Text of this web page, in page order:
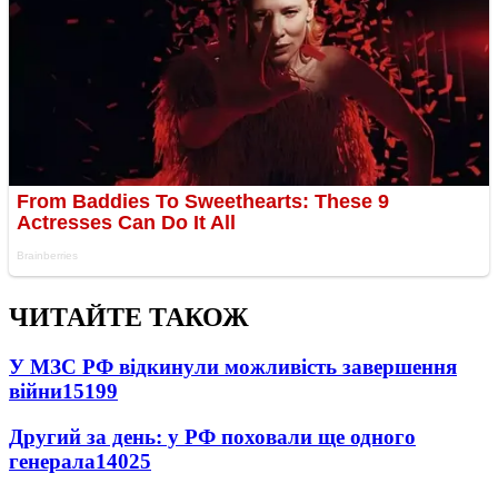
ЧИТАЙТЕ ТАКОЖ
У МЗС РФ відкинули можливість завершення
війни15199
Другий за день: у РФ поховали ще одного
генерала14025